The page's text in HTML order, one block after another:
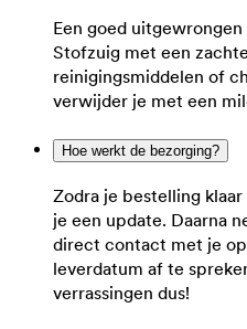
Een goed
Stofzuig met een
reinigingsmiddelen of
verwijder je met een
Hoe werkt de bezorging?
Zodra je bestelling
je een update. Daarna
direct contact met je
leverdatum af te
verrassingen dus!